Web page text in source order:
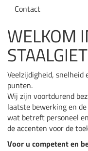
Contact
WELKOM
Veelzijdigheid,
punten.
Wij zijn voortdurend
laatste bewerking en
wat betreft personeel
de accenten voor de
Voor u competent en